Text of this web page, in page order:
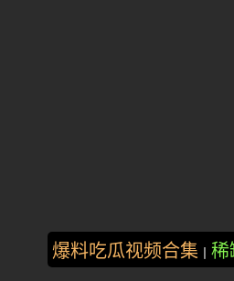
爆料吃瓜视频合集 稀